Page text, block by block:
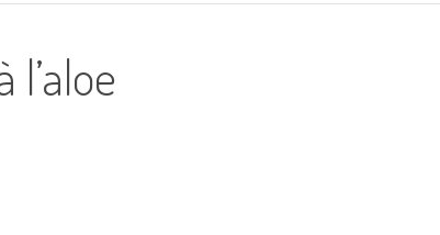
l’aloe